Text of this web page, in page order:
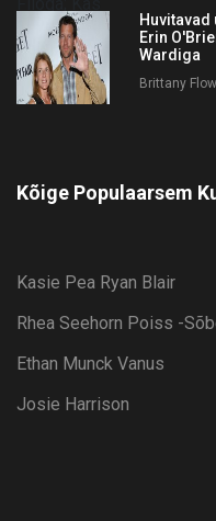
Erin
Wardiga
Brittany
Kõige Populaarsem
Kasie Pea Ryan Blair
Rhea Seehorn Poiss -
Ethan Munck Vanus
Josie Harrison